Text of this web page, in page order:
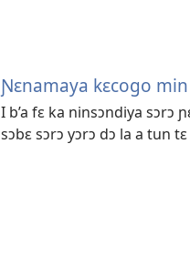
Ɲɛnamaya kɛcogo
I b’a fɛ ka ninsɔndiya sɔrɔ
sɔbɛ sɔrɔ yɔrɔ dɔ la a tun